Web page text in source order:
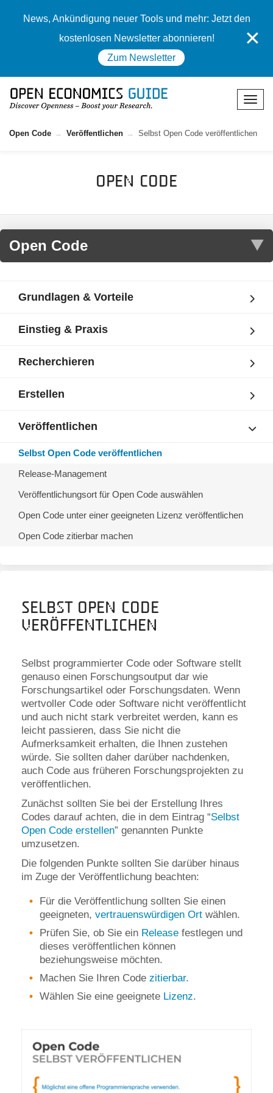
News, Ankündigung neuer Tools und mehr: Jetzt den
kostenlosen Newsletter abonnieren!
Zum Newsletter
✕
Open Code Veröffentlichen Selbst Open Code veröffentlichen
Open Code
Grundlagen & Vorteile
Einstieg & Praxis
Recherchieren
Erstellen
Veröffentlichen
Selbst Open Code veröffentlichen
Release-Management
Veröffentlichungsort für Open Code auswählen
Open Code unter einer geeigneten Lizenz veröffentlichen
Open Code zitierbar machen
Selbst Open Code
veröffentlichen
Selbst programmierter Code oder Software stellt
genauso einen Forschungsoutput dar wie
Forschungsartikel oder Forschungsdaten. Wenn
wertvoller Code oder Software nicht veröffentlicht
und auch nicht stark verbreitet werden, kann es
leicht passieren, dass Sie nicht die
Aufmerksamkeit erhalten, die Ihnen zustehen
würde. Sie sollten daher darüber nachdenken,
auch Code aus früheren Forschungsprojekten zu
veröffentlichen.
Zunächst sollten Sie bei der Erstellung Ihres
Codes darauf achten, die in dem Eintrag “Selbst
Open Code erstellen” genannten Punkte
umzusetzen.
Die folgenden Punkte sollten Sie darüber hinaus
im Zuge der Veröffentlichung beachten:
Für die Veröffentlichung sollten Sie einen
geeigneten, vertrauenswürdigen Ort wählen.
Prüfen Sie, ob Sie ein Release festlegen und
dieses veröffentlichen können
beziehungsweise möchten.
Machen Sie Ihren Code zitierbar.
Wählen Sie eine geeignete Lizenz.